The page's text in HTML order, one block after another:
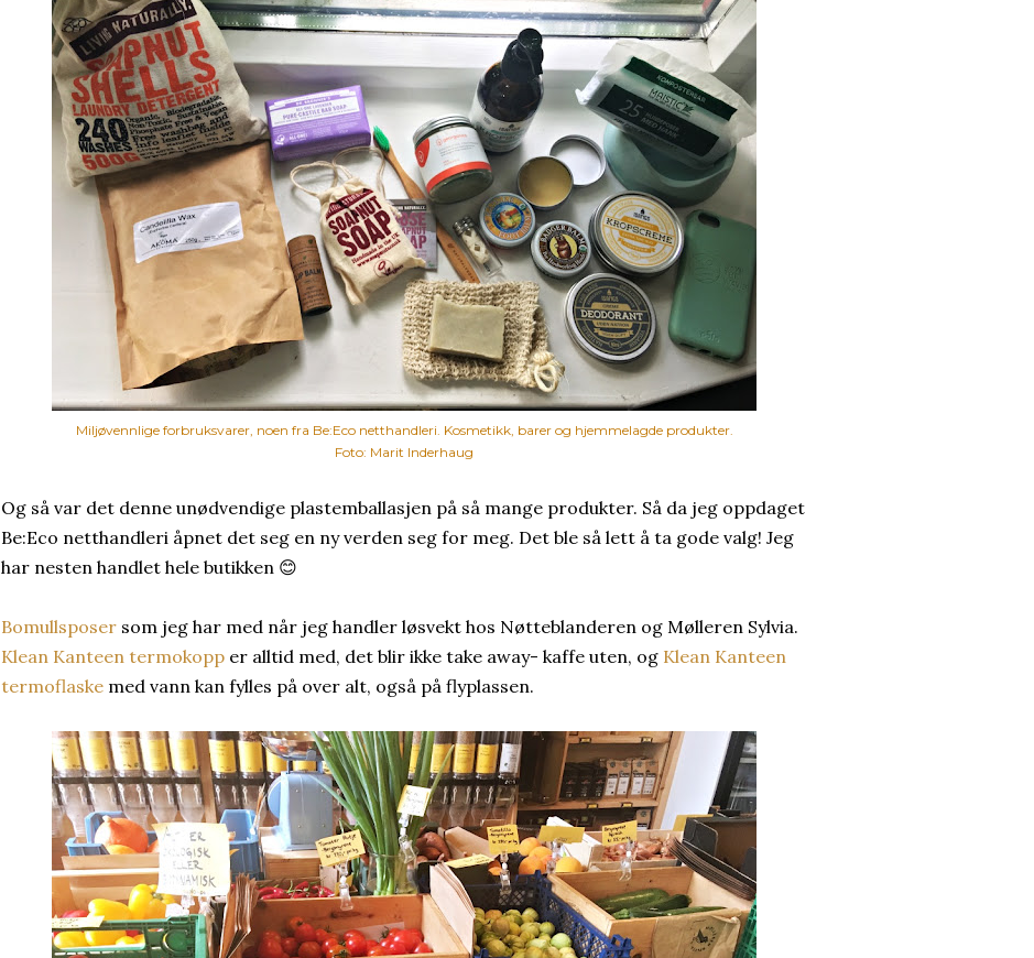
Miljøvennlige forbruksvarer, noen fra Be:Eco netthandleri. Kosmetikk, barer og hjemmelagde produkter.
Foto: Marit Inderhaug
Og så var det denne unødvendige plastemballasjen på så mange produkter. Så da jeg oppdaget
Be:Eco netthandleri åpnet det seg en ny verden seg for meg. Det ble så lett å ta gode valg! Jeg
har nesten handlet hele butikken 😊
Bomullsposer som jeg har med når jeg handler løsvekt hos Nøtteblanderen og Mølleren Sylvia.
Klean Kanteen termokopp er alltid med, det blir ikke take away- kaffe uten, og Klean Kanteen
termoflaske med vann kan fylles på over alt, også på flyplassen.